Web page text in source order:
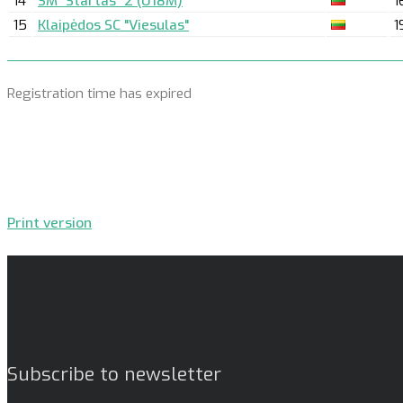
15
Klaipėdos SC "Viesulas"
Registration time has expired
Print version
Subscribe to newsletter